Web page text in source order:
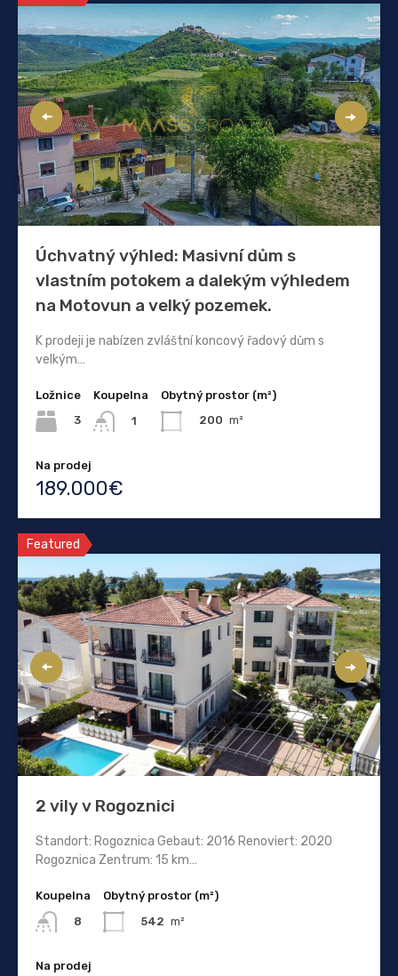
Úchvatný výhled: Masivní dům s
vlastním potokem a dalekým výhledem
na Motovun a velký pozemek.
K prodeji je nabízen zvláštní koncový řadový dům s
velkým…
Ložnice
3
Koupelna
1
Obytný prostor (m²)
200 m²
Na prodej
189.000€
Featured
2 vily v Rogoznici
Standort: Rogoznica Gebaut: 2016 Renoviert: 2020
Rogoznica Zentrum: 15 km…
Koupelna
8
Obytný prostor (m²)
542 m²
Na prodej